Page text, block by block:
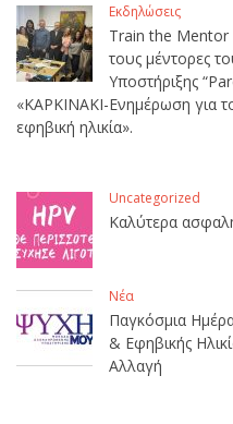
Εκδηλώσεις
Train the Mentor
τους μέντορες
Υποστήριξης
«ΚΑΡΚΙΝΑΚΙ-Ενημέρωση για
εφηβική ηλικία».
Uncategorized
Καλύτερα
Νέα
Παγκόσμια
& Εφηβικής
Αλλαγή